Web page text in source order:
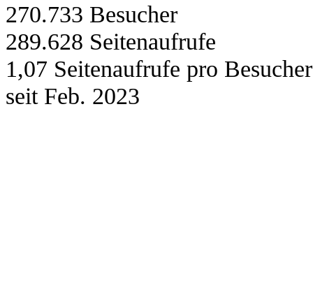
270.733 Besucher
289.628 Seitenaufrufe
1,07 Seitenaufrufe pro Besucher
seit Feb. 2023